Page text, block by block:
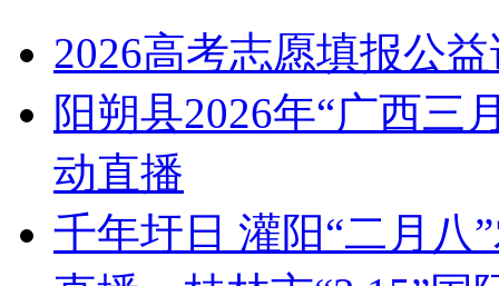
2026高考志愿填报公
阳朔县2026年“广西三
动直播
千年圩日 灌阳“二月八